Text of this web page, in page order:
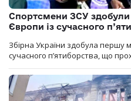
Спортсмени ЗСУ здобули
Європи із сучасного
Збірна України здобула першу
сучасного п’ятиборства, що